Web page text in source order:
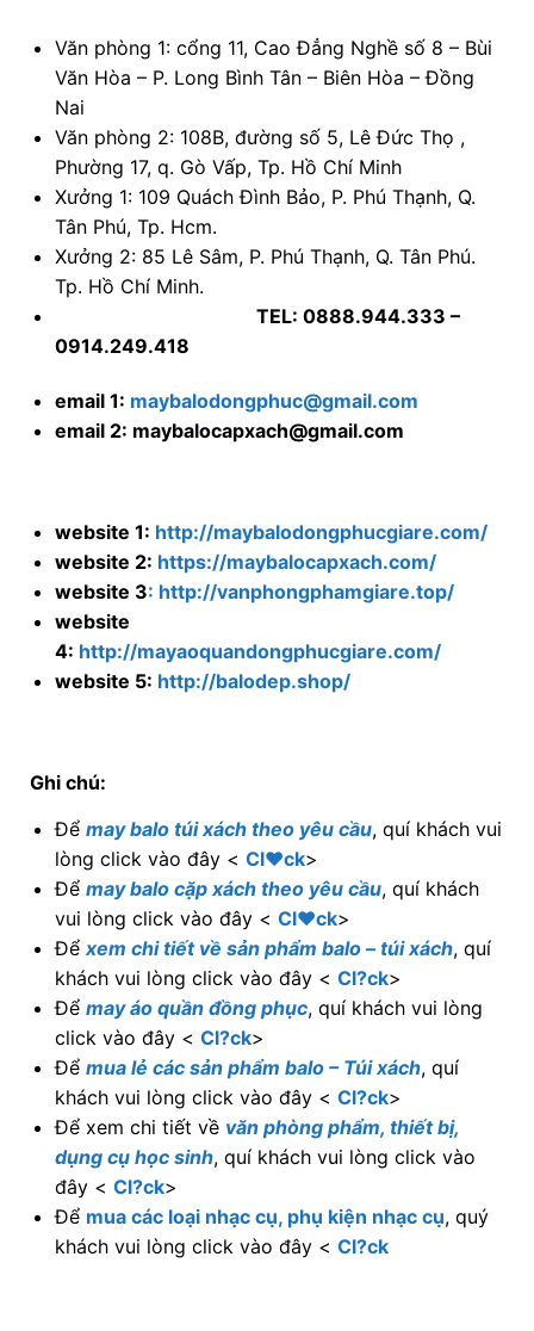
Văn phòng 1: cổng 11, Cao Đẳng Nghề số 8 – Bùi
Văn Hòa – P. Long Bình Tân – Biên Hòa – Đồng
Nai
Văn phòng 2: 108B, đường số 5, Lê Đức Thọ ,
Phường 17, q. Gò Vấp, Tp. Hồ Chí Minh
Xưởng 1: 109 Quách Đình Bảo, P. Phú Thạnh, Q.
Tân Phú, Tp. Hcm.
Xưởng 2: 85 Lê Sâm, P. Phú Thạnh, Q. Tân Phú.
Tp. Hồ Chí Minh.
TEL: 0888.944.333 –
0914.249.418
email 1: maybalodongphuc@gmail.com
email 2: maybalocapxach@gmail.com
website 1: http://maybalodongphucgiare.com/
website 2: https://maybalocapxach.com/
website 3: http://vanphongphamgiare.top/
website
4: http://mayaoquandongphucgiare.com/
website 5: http://balodep.shop/
Ghi chú:
Để may balo túi xách theo yêu cầu, quí khách vui
lòng click vào đây < Cl♥ck>
Để may balo cặp xách theo yêu cầu, quí khách
vui lòng click vào đây < Cl♥ck>
Để xem chi tiết về sản phẩm balo – túi xách, quí
khách vui lòng click vào đây < Cl?ck>
Để may áo quần đồng phục, quí khách vui lòng
click vào đây < Cl?ck>
Để mua lẻ các sản phẩm balo – Túi xách, quí
khách vui lòng click vào đây < Cl?ck>
Để xem chi tiết về văn phòng phẩm, thiết bị,
dụng cụ học sinh, quí khách vui lòng click vào
đây < Cl?ck>
Để mua các loại nhạc cụ, phụ kiện nhạc cụ, quý
khách vui lòng click vào đây < Cl?ck